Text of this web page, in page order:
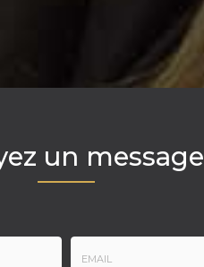
un message